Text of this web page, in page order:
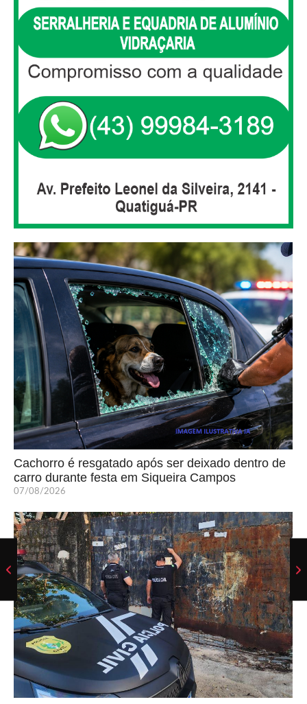
Cachorro é resgatado após ser deixado dentro de
carro durante festa em Siqueira Campos
07/08/2026